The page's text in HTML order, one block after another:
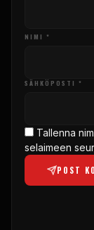
NIMI *
SÄHKÖPOSTI *
Tallenna
selaimeen
POST